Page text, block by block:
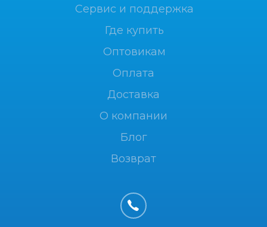
Оплата
Доставка
О компании
Блог
Возврат
Сервис и поддержка
Где купить
Оптовикам